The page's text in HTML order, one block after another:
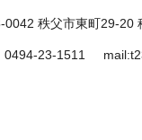
市東町29-20 秩